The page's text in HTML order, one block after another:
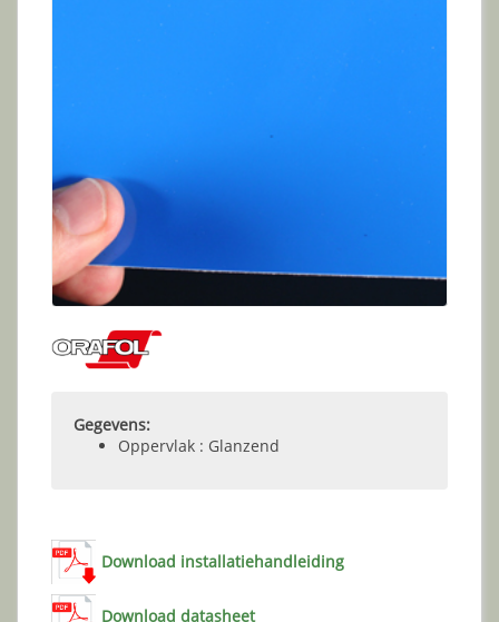
Gegevens:
Oppervlak : Glanzend
Download installatiehandleiding
Download datasheet